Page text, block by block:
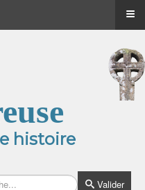
histoire
Valider
≡
≡